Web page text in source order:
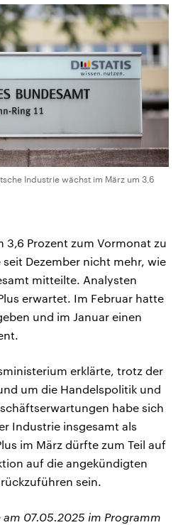
Berichte
Podcasts
Industrie wächst im März um 3,6
3,6 Prozent zum Vormonat zu
Dezember nicht mehr, wie
mitteilte. Analysten
erwartet. Im Februar hatte
und im Januar einen
erklärte, trotz der
um die Handelspolitik und
habe sich
Industrie insgesamt als
im März dürfte zum Teil auf
auf die angekündigten
sein.
07.05.2025 im Programm